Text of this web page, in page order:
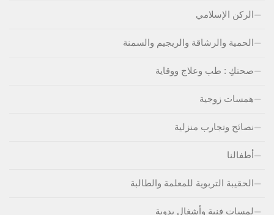
الركن الإسلامي
الحمية والرشاقة والريجيم والسمنة
صحتكِ : طب وعلاج ووقاية
همسات زوجية
نصائح وتجارب منزلية
أطفالنا
الحقيبة التربوية للمعلمة والطالبة
لمسات فنية وأشغال يدوية